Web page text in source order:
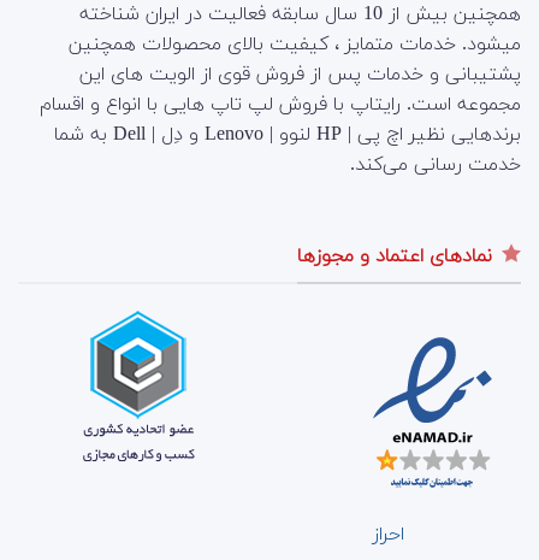
همچنین بیش از 10 سال سابقه فعالیت در ایران شناخته
میشود. خدمات متمایز ، کیفیت بالای محصولات همچنین
پشتیبانی و خدمات پس از فروش قوی از الویت های این
مجموعه است. رایتاپ با فروش لپ تاپ هایی با انواع و اقسام
برندهایی نظیر اچ پی | HP لنوو | Lenovo و دِل | Dell به شما
خدمت رسانی می‌کند.
نمادهای اعتماد و مجوزها
احراز